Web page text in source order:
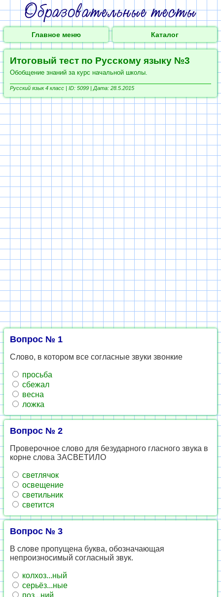
Главное меню Каталог
Итоговый тест по Русскому языку №3
Обобщение знаний за курс начальной школы.
Русский язык 4 класс | ID: 5099 | Дата: 28.5.2015
Вопрос № 1
Слово, в котором все согласные звуки звонкие
просьба
сбежал
весна
ложка
Вопрос № 2
Проверочное слово для безударного гласного звука в
корне слова ЗАСВЕТИЛО
светлячок
освещение
светильник
светится
Вопрос № 3
В слове пропущена буква, обозначающая
непроизносимый согласный звук.
колхоз...ный
серьёз...ные
поз...ний